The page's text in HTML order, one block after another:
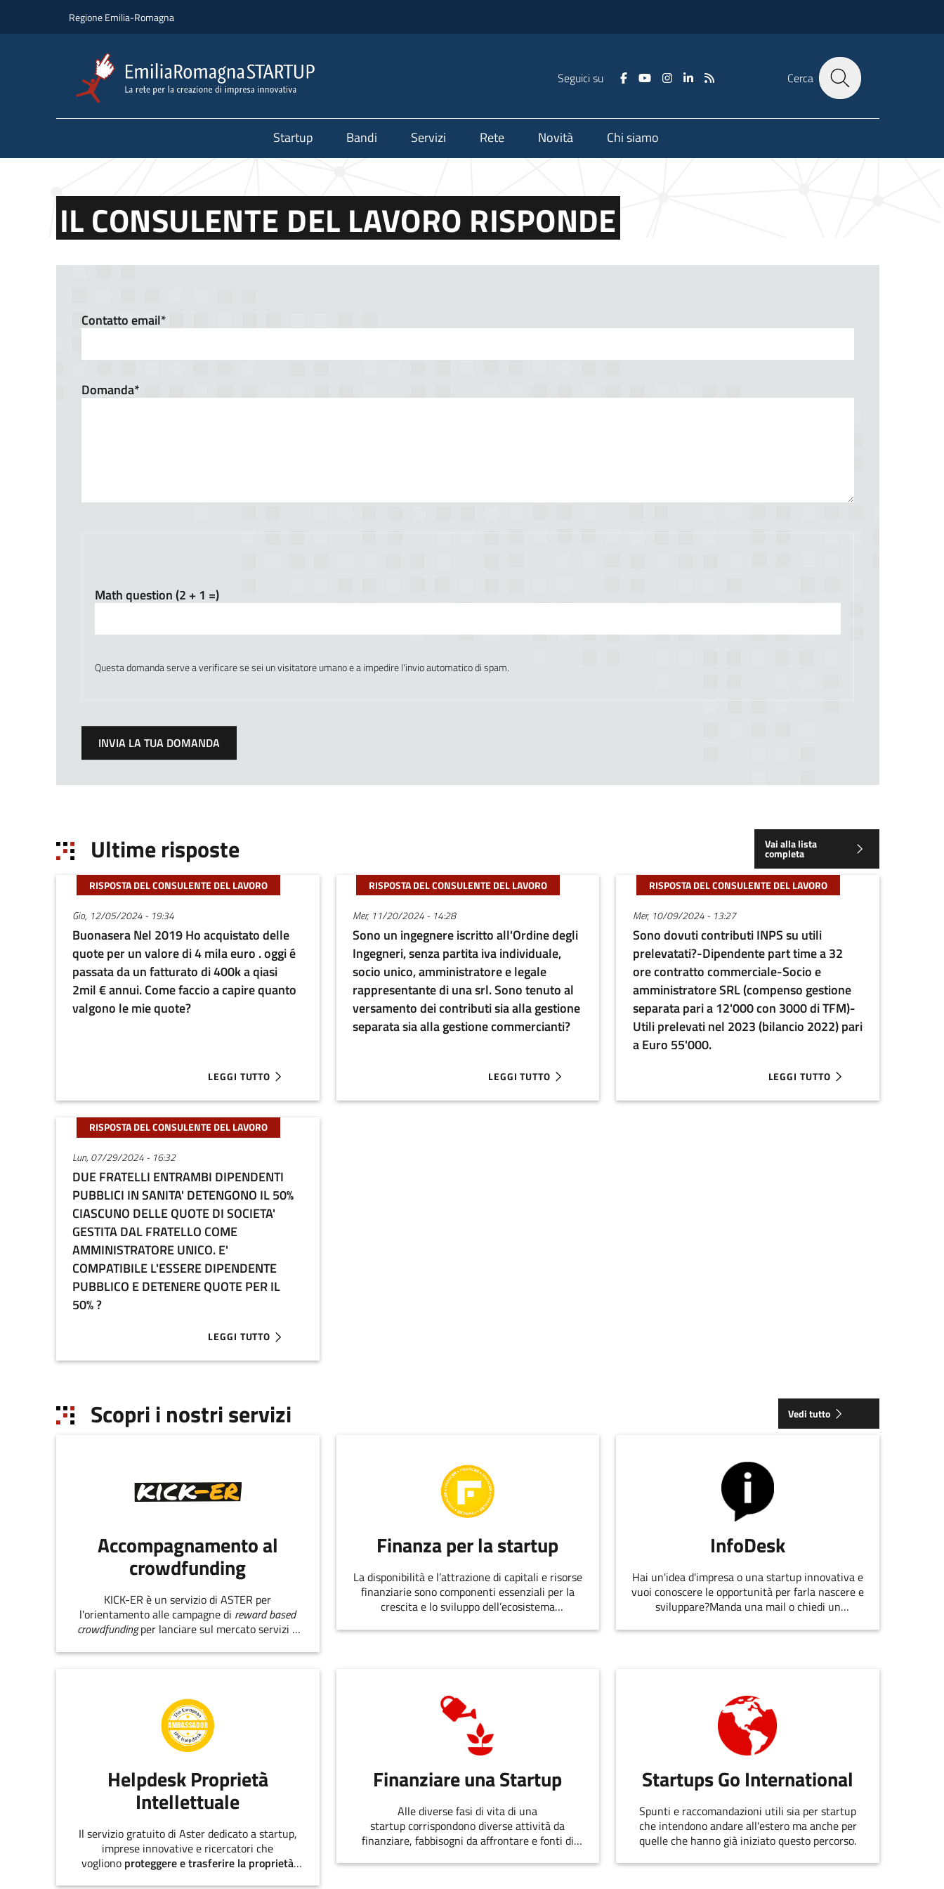
Regione Emilia-Romagna
Seguici su Cerca
Startup Bandi Servizi Rete Novità Chi siamo
IL CONSULENTE DEL LAVORO RISPONDE
Contatto email*
Domanda*
Math question (2 + 1 =)
Questa domanda serve a verificare se sei un visitatore umano e a impedire l'invio automatico di spam.
Ultime risposte Vai alla lista
completa
RISPOSTA DEL CONSULENTE DEL LAVORO
Gio, 12/05/2024 - 19:34
Buonasera Nel 2019 Ho acquistato delle
quote per un valore di 4 mila euro . oggi é
passata da un fatturato di 400k a qiasi
2mil € annui. Come faccio a capire quanto
valgono le mie quote?
LEGGI TUTTO
ABOUT BUONASERA NEL 2019 HO ACQUISTATO DELLE QUOTE PER UN VALORE DI 4 MILA EURO . OGGI É PASSATA DA UN FATTURATO DI 400K A QIASI
RISPOSTA DEL CONSULENTE DEL LAVORO
Mer, 11/20/2024 - 14:28
Sono un ingegnere iscritto all'Ordine degli
Ingegneri, senza partita iva individuale,
socio unico, amministratore e legale
rappresentante di una srl. Sono tenuto al
versamento dei contributi sia alla gestione
separata sia alla gestione commercianti?
LEGGI TUTTO
ABOUT SONO UN INGEGNERE ISCRITTO ALL'ORDINE DEGLI INGEGNERI, SENZA PARTITA IVA
RISPOSTA DEL CONSULENTE DEL LAVORO
Mer, 10/09/2024 - 13:27
Sono dovuti contributi INPS su utili
prelevatati?-Dipendente part time a 32
ore contratto commerciale-Socio e
amministratore SRL (compenso gestione
separata pari a 12'000 con 3000 di TFM)-
Utili prelevati nel 2023 (bilancio 2022) pari
a Euro 55'000.
LEGGI TUTTO
ABOUT SONO DOVUTI CONTRIBUTI
RISPOSTA DEL CONSULENTE DEL LAVORO
Lun, 07/29/2024 - 16:32
DUE FRATELLI ENTRAMBI DIPENDENTI
PUBBLICI IN SANITA' DETENGONO IL 50%
CIASCUNO DELLE QUOTE DI SOCIETA'
GESTITA DAL FRATELLO COME
AMMINISTRATORE UNICO. E'
COMPATIBILE L'ESSERE DIPENDENTE
PUBBLICO E DETENERE QUOTE PER IL
50% ?
LEGGI TUTTO
ABOUT DUE FRATELLI ENTRAMBI DIPENDENTI PUBBLICI IN SANITA' DETENGONO IL 50% CIASCUNO DELLE QUOTE DI SOCIETA' GESTITA DAL FRATELLO
Scopri i nostri servizi Vedi tutto
Accompagnamento al
crowdfunding
KICK-ER è un servizio di ASTER per
l'orientamento alle campagne di reward based
crowdfundingper lanciare sul mercato servizi e
Finanza per la startup
La disponibilità e l’attrazione di capitali e risorse
finanziarie sono componenti essenziali per la
crescita e lo sviluppo dell’ecosistema
InfoDesk
Hai un'idea d'impresa o una startup innovativa e
vuoi conoscere le opportunità per farla nascere e
sviluppare?Manda una mail o chiedi un
EmiliaRomagnaStartUp.
Helpdesk Proprietà
Intellettuale
Il servizio gratuito di Aster dedicato a startup,
imprese innovative e ricercatori che
vogliono proteggere e trasferire la proprietà
Finanziare una Startup
Alle diverse fasi di vita di una
startup corrispondono diverse attività da
finanziare, fabbisogni da affrontare e fonti di
Startups Go International
Spunti e raccomandazioni utili sia per startup
che intendono andare all'estero ma anche per
quelle che hanno già iniziato questo percorso.